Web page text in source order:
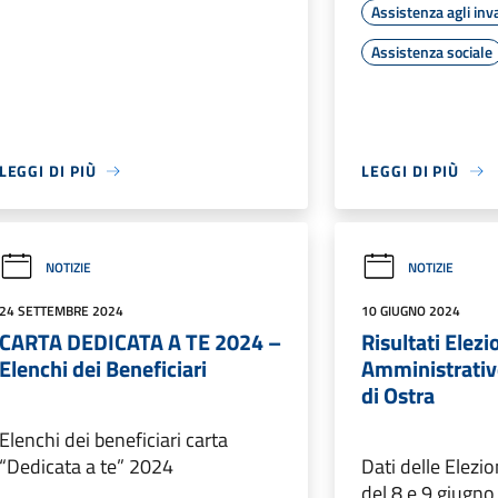
DI PIÙ
Assistenza agli
Assistenza sociale
LEGGI DI PIÙ
NOTIZIE
SETTEMBRE 2024
DEDICATA A TE 2024 –
dei Beneficiari
dei beneficiari carta
a te” 2024
NOTIZIE
10 GIUGNO 2024
Risultati
di Ostra
Dati delle